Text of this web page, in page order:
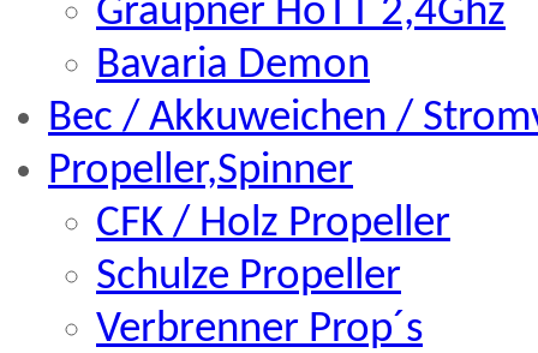
Graupner HoTT 2,4Ghz
Bavaria Demon
Bec / Akkuweichen /
Propeller,Spinner
CFK / Holz Propeller
Schulze Propeller
Verbrenner Prop´s